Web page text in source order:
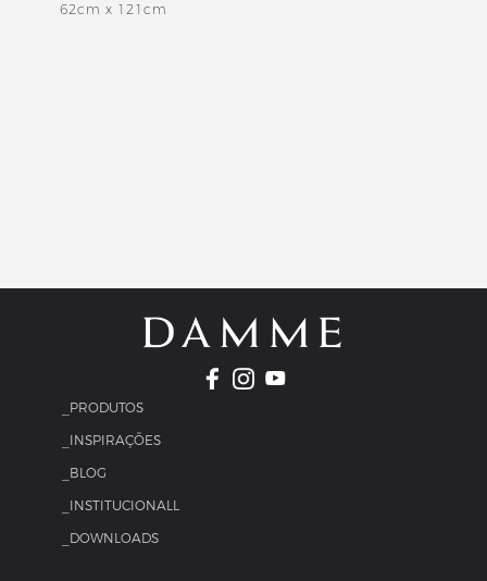
62cm x 121cm
_PRODUTOS
_INSPIRAÇÕES
_BLOG
_INSTITUCIONALL
_DOWNLOADS